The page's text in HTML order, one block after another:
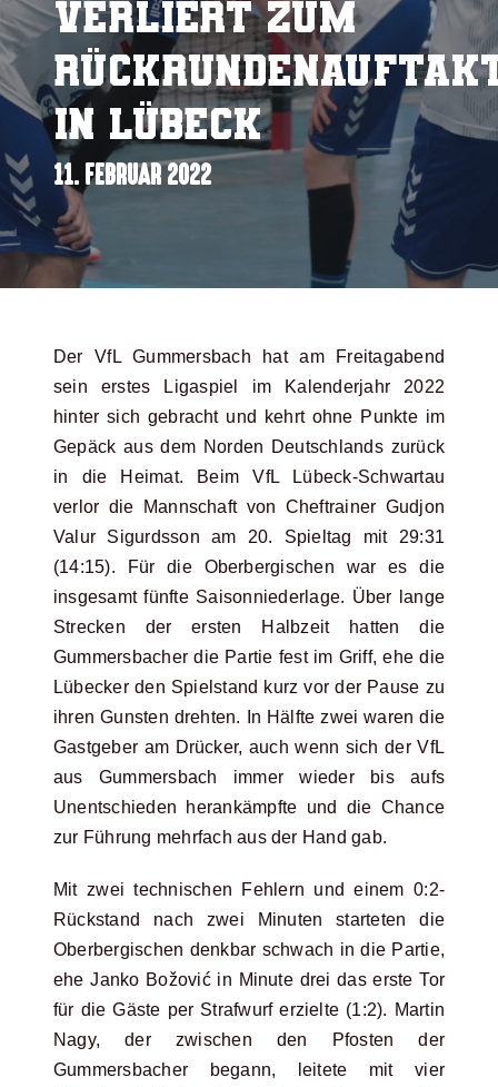
verliert zum
in Lübeck
11. FEBRUAR 2022
Der VfL Gummersbach hat am Freitagabend
sein erstes Ligaspiel im Kalenderjahr 2022
hinter sich gebracht und kehrt ohne Punkte im
Gepäck aus dem Norden Deutschlands zurück
in die Heimat. Beim VfL Lübeck-Schwartau
verlor die Mannschaft von Cheftrainer Gudjon
Valur Sigurdsson am 20. Spieltag mit 29:31
(14:15). Für die Oberbergischen war es die
insgesamt fünfte Saisonniederlage. Über lange
Strecken der ersten Halbzeit hatten die
Gummersbacher die Partie fest im Griff, ehe die
Lübecker den Spielstand kurz vor der Pause zu
ihren Gunsten drehten. In Hälfte zwei waren die
Gastgeber am Drücker, auch wenn sich der VfL
aus Gummersbach immer wieder bis aufs
Unentschieden herankämpfte und die Chance
zur Führung mehrfach aus der Hand gab.
Mit zwei technischen Fehlern und einem 0:2-
Rückstand nach zwei Minuten starteten die
Oberbergischen denkbar schwach in die Partie,
ehe Janko Božović in Minute drei das erste Tor
für die Gäste per Strafwurf erzielte (1:2). Martin
Nagy, der zwischen den Pfosten der
Gummersbacher begann, leitete mit vier